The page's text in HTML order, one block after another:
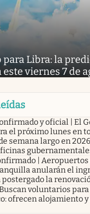
Libra: la
viernes 7 de
y oficial | El
el próximo lunes en
semana largo en
| Aeropuertos
anularán el
postergado la
voluntarios
ofrecen alojamiento y